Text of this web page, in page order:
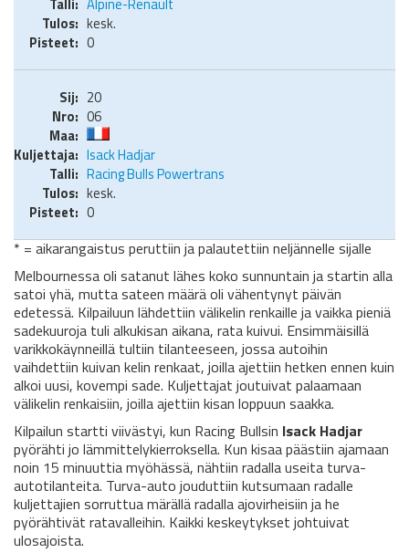
Alpine-Renault
kesk.
0
20
06
Isack Hadjar
Racing Bulls Powertrans
kesk.
0
* = aikarangaistus peruttiin ja palautettiin neljännelle sijalle
Melbournessa oli satanut lähes koko sunnuntain ja startin alla
satoi yhä, mutta sateen määrä oli vähentynyt päivän
edetessä. Kilpailuun lähdettiin välikelin renkaille ja vaikka pieniä
sadekuuroja tuli alkukisan aikana, rata kuivui. Ensimmäisillä
varikkokäynneillä tultiin tilanteeseen, jossa autoihin
vaihdettiin kuivan kelin renkaat, joilla ajettiin hetken ennen kuin
alkoi uusi, kovempi sade. Kuljettajat joutuivat palaamaan
välikelin renkaisiin, joilla ajettiin kisan loppuun saakka.
Kilpailun startti viivästyi, kun Racing Bullsin Isack Hadjar
pyörähti jo lämmittelykierroksella. Kun kisaa päästiin ajamaan
noin 15 minuuttia myöhässä, nähtiin radalla useita turva-
autotilanteita. Turva-auto jouduttiin kutsumaan radalle
kuljettajien sorruttua märällä radalla ajovirheisiin ja he
pyörähtivät ratavalleihin. Kaikki keskeytykset johtuivat
ulosajoista.